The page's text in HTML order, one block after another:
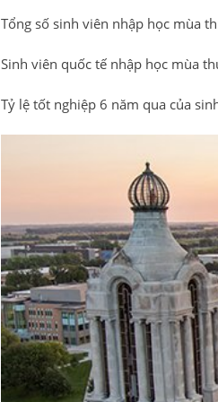
Tổng số sinh viên nhập học mùa
Sinh viên quốc tế nhập học mùa
Tỷ lệ tốt nghiệp 6 năm qua của